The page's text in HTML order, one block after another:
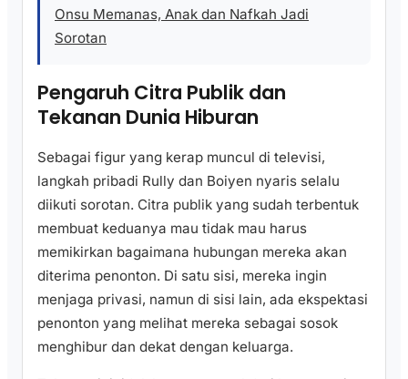
Onsu Memanas, Anak dan Nafkah Jadi
Sorotan
Pengaruh Citra Publik dan
Tekanan Dunia Hiburan
Sebagai figur yang kerap muncul di televisi,
langkah pribadi Rully dan Boiyen nyaris selalu
diikuti sorotan. Citra publik yang sudah terbentuk
membuat keduanya mau tidak mau harus
memikirkan bagaimana hubungan mereka akan
diterima penonton. Di satu sisi, mereka ingin
menjaga privasi, namun di sisi lain, ada ekspektasi
penonton yang melihat mereka sebagai sosok
menghibur dan dekat dengan keluarga.